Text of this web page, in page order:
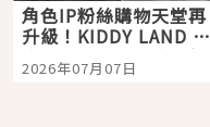
角色IP粉絲購物天堂再
升級！KIDDY LAND 原
宿店吉伊卡哇迎客，新
開幕 OMOKADO 店3分
2026年07月07日